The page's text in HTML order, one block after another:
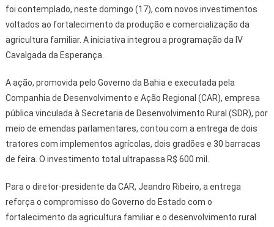
foi contemplado, neste domingo (17), com novos investimentos
voltados ao fortalecimento da produção e comercialização da
agricultura familiar. A iniciativa integrou a programação da IV
Cavalgada da Esperança.
A ação, promovida pelo Governo da Bahia e executada pela
Companhia de Desenvolvimento e Ação Regional (CAR), empresa
pública vinculada à Secretaria de Desenvolvimento Rural (SDR), por
meio de emendas parlamentares, contou com a entrega de dois
tratores com implementos agrícolas, dois gradões e 30 barracas
de feira. O investimento total ultrapassa R$ 600 mil.
Para o diretor-presidente da CAR, Jeandro Ribeiro, a entrega
reforça o compromisso do Governo do Estado com o
fortalecimento da agricultura familiar e o desenvolvimento rural